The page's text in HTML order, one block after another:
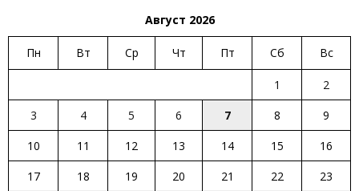
Август 2026
Пн Вт Ср Чт Пт Сб Вс
1
2
3
4 5 6 7 8
9
10
11 12 13 14 15
16
17
18 19 20 21 22
23